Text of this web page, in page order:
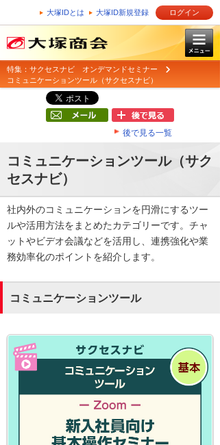
大塚IDとは 大塚ID新規登録 ログイン
特集：サクセスナビ オンデマンドセミナー
コミュニケーションツール（サクセスナビ）
後で見る一覧
コミュニケーションツール（サク
セスナビ）
社内外のコミュニケーションを円滑にするツー
ルや活用方法をまとめたカテゴリーです。チャ
ットやビデオ会議などを活用し、連携強化や業
務効率化のポイントを紹介します。
コミュニケーションツール